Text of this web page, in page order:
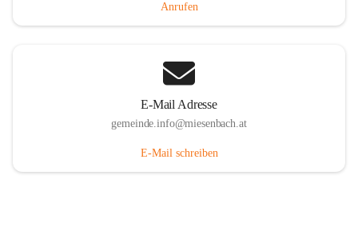
Anrufen
E-Mail Adresse
gemeinde.info@miesenbach.at
E-Mail schreiben